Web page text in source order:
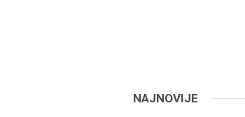
NAJNOVIJE